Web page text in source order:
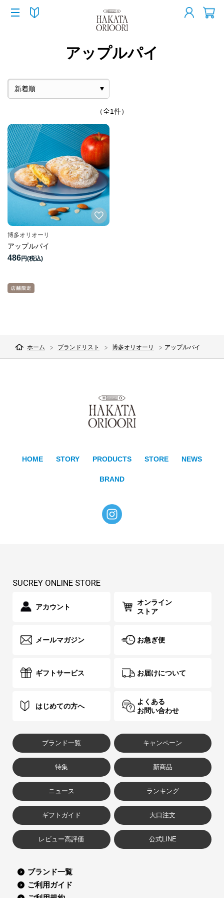
アップルパイ
（全1件）
博多オリオーリ
アップルパイ
486円
ホーム ブランドリスト 博多オリオーリ アップルパイ
HOME STORY PRODUCTS STORE NEWS
BRAND
SUCREY ONLINE STORE
アカウント
オンライン
ストア
メールマガジン お急ぎ便
ギフトサービス お届けについて
はじめての方へ
よくある
お問い合わせ
ブランド一覧 キャンペーン
特集 新商品
ニュース ランキング
ギフトガイド 大口注文
レビュー高評価 公式LINE
ブランド一覧
ご利用ガイド